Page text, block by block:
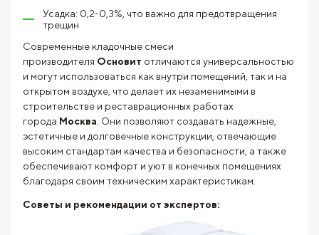
Усадка: 0,2-0,3%, что важно для предотвращения
трещин
Современные кладочные смеси
производителя Основит отличаются универсальностью
и могут использоваться как внутри помещений, так и на
открытом воздухе, что делает их незаменимыми в
строительстве и реставрационных работах
города Москва . Они позволяют создавать надежные,
эстетичные и долговечные конструкции, отвечающие
высоким стандартам качества и безопасности, а также
обеспечивают комфорт и уют в конечных помещениях
благодаря своим техническим характеристикам.
Советы и рекомендации от экспертов: